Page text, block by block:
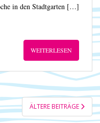
in den Stadtgarten […]
WEITERLESEN
ÄLTERE BEITRÄGE